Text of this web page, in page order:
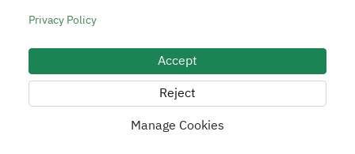
Privacy Policy
Accept
Reject
Manage Cookies
2026
Developed and Operated by the Real Estate General
Authority